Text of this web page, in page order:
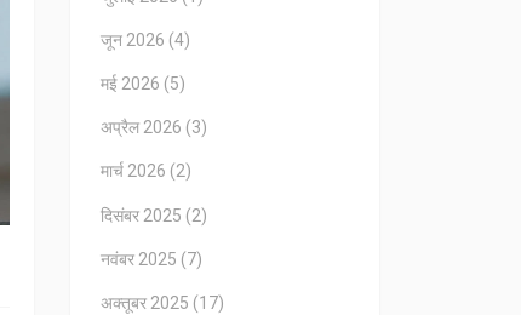
जून 2026 (4)
मई 2026 (5)
अप्रैल 2026 (3)
मार्च 2026 (2)
दिसंबर 2025 (2)
नवंबर 2025 (7)
अक्तूबर 2025 (17)